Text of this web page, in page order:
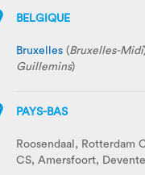
BELGIQUE
Bruxelles (Bruxelles-Midi
Guillemins)
PAYS-BAS
Roosendaal, Rotterdam
CS, Amersfoort,